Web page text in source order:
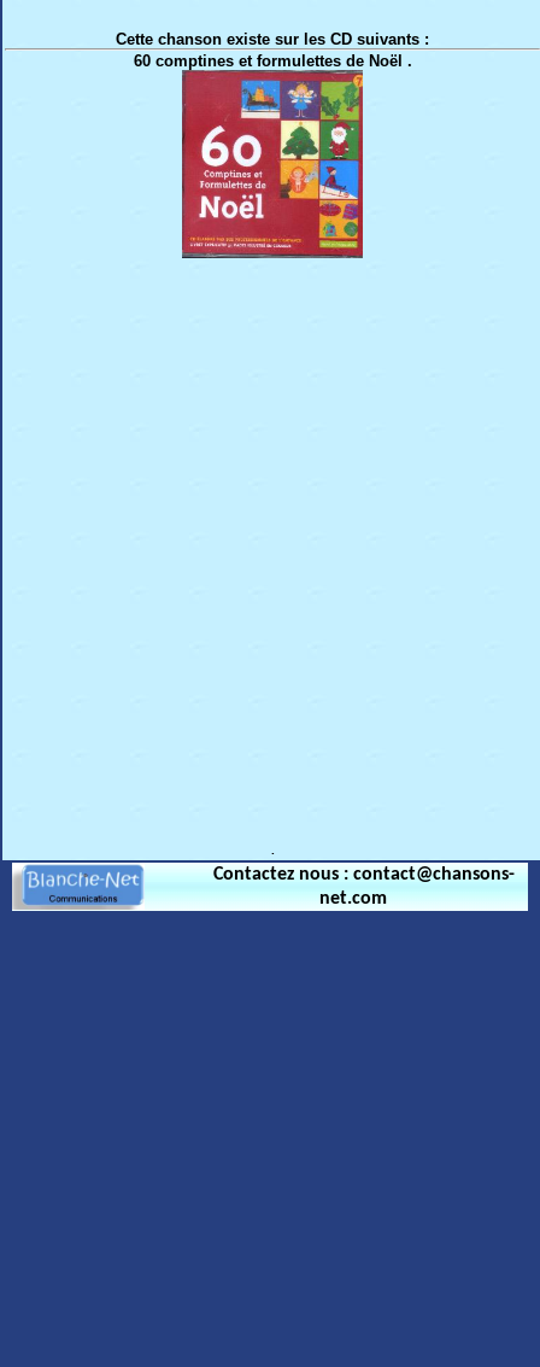
Cette chanson existe sur les CD suivants :
60 comptines et formulettes de Noël .
.
Contactez nous : contact@chansons-
net.com